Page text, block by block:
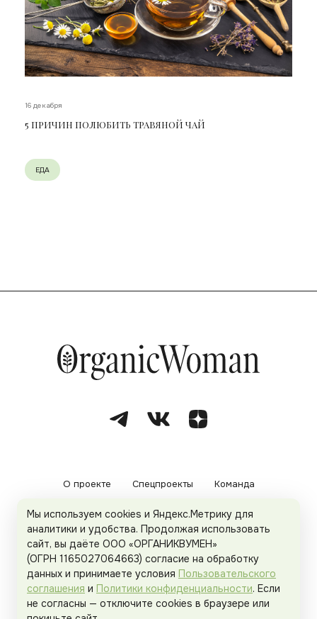
16 декабря
5 ПРИЧИН ПОЛЮБИТЬ ТРАВЯНОЙ ЧАЙ
ЕДА
О проекте Спецпроекты Команда
Рекламодателям Политика конфиденциальности
Пользовательское соглашение
Organicwoman.ru . Все права защищены.
Мы используем cookies и Яндекс.Метрику для
аналитики и удобства. Продолжая использовать
сайт, вы даёте ООО «ОРГАНИКВУМЕН»
(ОГРН 1165027064663) согласие на обработку
данных и принимаете условия Пользовательского
соглашения и Политики конфиденциальности. Если
не согласны — отключите cookies в браузере или